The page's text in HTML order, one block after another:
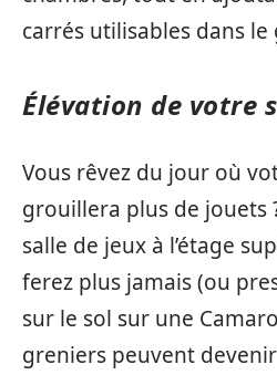
carrés utilisables dans le
Élévation de votre
Vous rêvez du jour où
grouillera plus de jouets
salle de jeux à l’étage
ferez plus jamais (ou
sur le sol sur une
greniers peuvent